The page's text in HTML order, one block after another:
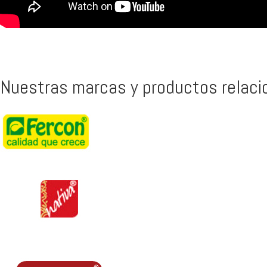
Nuestras marcas y productos